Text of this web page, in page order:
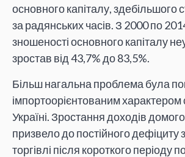
основного капіталу, здебільшого
за радянських часів. З 2000 по
зношеності основного капіталу
зростав від 43,7% до 83,5%.
Більш нагальна проблема була
імпортоорієнтованим
Україні. Зростання доходів
призвело до постійного дефіциту
торгівлі після короткого періоду